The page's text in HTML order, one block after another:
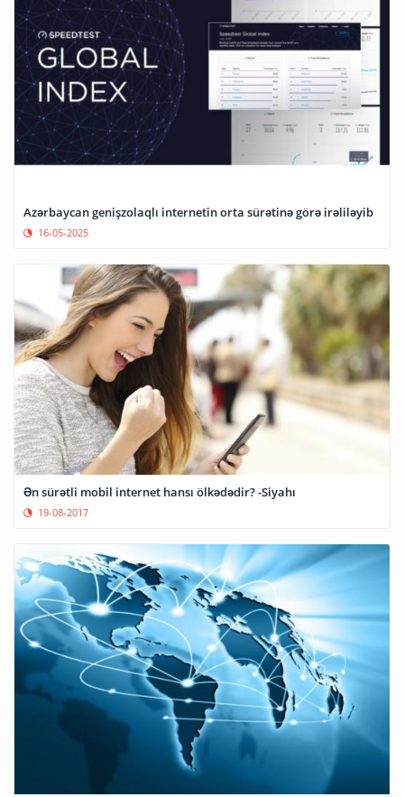
Azərbaycan genişzolaqlı internetin orta sürətinə görə irəliləyib
16-05-2025
Ən sürətli mobil internet hansı ölkədədir? -Siyahı
19-08-2017